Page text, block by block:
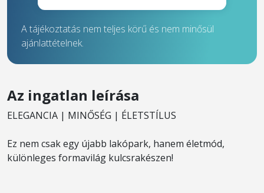
A tájékoztatás nem teljes körű és nem minősül
ajánlattételnek.
Az ingatlan leírása
ELEGANCIA | MINŐSÉG | ÉLETSTÍLUS
Ez nem csak egy újabb lakópark, hanem életmód,
különleges formavilág kulcsrakészen!